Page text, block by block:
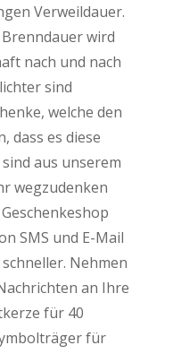
Verweildauer.
wird
nach und nach
sind
welche den
dass es diese
aus unserem
wegzudenken
SMS und E-Mail
Nehmen
an Ihre
für 40
für